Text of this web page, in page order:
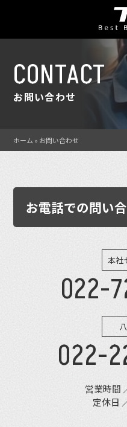
CONTACT
お問い合わせ
ホーム » お問い合わせ
お電話での問い
本社
022-
022-
営業時間
定休日